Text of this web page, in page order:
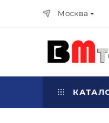
Москва